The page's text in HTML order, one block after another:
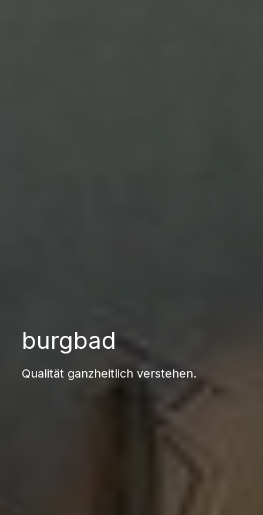
burgbad
Qualität ganzheitlich verstehen.